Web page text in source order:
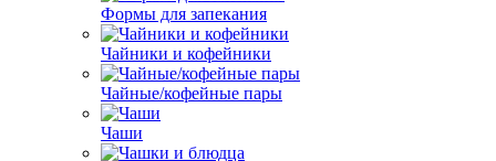
Формы для запекания
Чайники и кофейники
Чайные/кофейные пары
Чаши